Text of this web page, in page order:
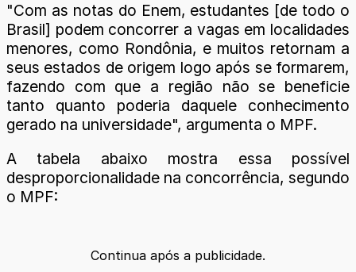
"Com as notas do Enem, estudantes [de todo o
Brasil] podem concorrer a vagas em localidades
menores, como Rondônia, e muitos retornam a
seus estados de origem logo após se formarem,
fazendo com que a região não se beneficie
tanto quanto poderia daquele conhecimento
gerado na universidade", argumenta o MPF.
A tabela abaixo mostra essa possível
desproporcionalidade na concorrência, segundo
o MPF:
Continua após a publicidade.